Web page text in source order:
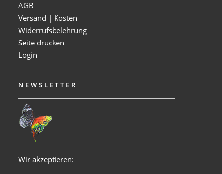
AGB
Versand | Kosten
Widerrufsbelehrung
Seite drucken
Login
NEWSLETTER
Wir akzeptieren: